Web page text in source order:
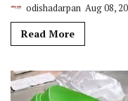
odishadarpan Aug 08,
Read More